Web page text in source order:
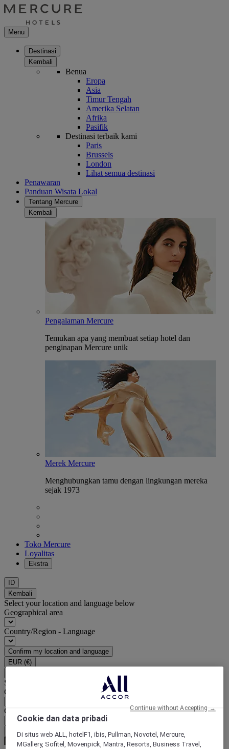
Menu
Destinasi
Kembali
Benua
Eropa
Asia
Timur Tengah
Amerika Selatan
Afrika
Pasifik
Destinasi terbaik kami
Paris
Brussels
London
Lihat semua destinasi
Penawaran
Panduan Wisata Lokal
Tentang Mercure
Kembali
Pengalaman Mercure
Temukan apa yang membuat setiap hotel dan
penginapan Mercure unik
Merek Mercure
Menghubungkan tamu dengan lingkungan mereka
sejak 1973
Toko Mercure
Loyalitas
Ekstra
ID
Kembali
Select your location and language below
Geographical area
Country/Region - Language
Confirm my location and language
EUR (€)
Select your currency below
Geographical area
Currency
Confirm my currency
Cookie dan data pribadi
Di situs web ALL, hotelF1, ibis, Pullman, Novotel, Mercure,
MGallery, Sofitel, Movenpick, Mantra, Resorts, Business Travel,
Continue without Accepting →